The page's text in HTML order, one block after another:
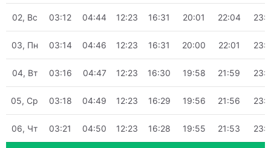
02, Вс 03:12 04:44 12:23 16:31 20:01 22:04
03, Пн 03:14 04:46 12:23 16:31 20:00 22:01
04, Вт 03:16 04:47 12:23 16:30 19:58 21:59
05, Ср 03:18 04:49 12:23 16:29 19:56 21:56
06, Чт 03:21 04:50 12:23 16:28 19:55 21:53